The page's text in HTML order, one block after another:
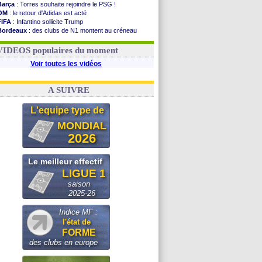
: Torres souhaite rejoindre le PSG !
: le retour d'Adidas est acté
: Infantino sollicite Trump
: des clubs de N1 montent au créneau
: le démenti de Leipzig pour Diomandé
populaires du moment
Voir toutes les vidéos
A SUIVRE
L'equipe type de
MONDIAL
2026
Le meilleur effectif
LIGUE 1
saison
2025-26
Indice MF :
l'état de
FORME
des clubs en europe